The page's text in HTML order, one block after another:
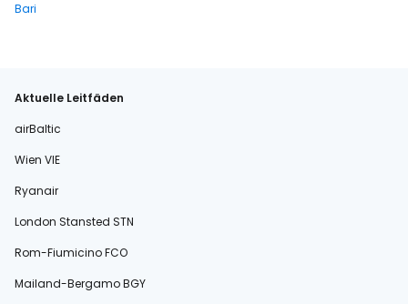
Bari
Aktuelle Leitfäden
airBaltic
Wien VIE
Ryanair
London Stansted STN
Rom-Fiumicino FCO
Mailand-Bergamo BGY